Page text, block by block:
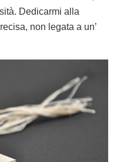
Dedicarmi alla
non legata a un’